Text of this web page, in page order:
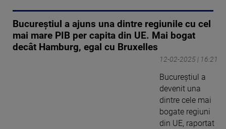
Bucureștiul a ajuns una dintre regiunile cu cel
mai mare PIB per capita din UE. Mai bogat
decât Hamburg, egal cu Bruxelles
12-02-2025 | 16:21
Bucureștiul a
devenit una
dintre cele mai
bogate regiuni
din UE, raportat